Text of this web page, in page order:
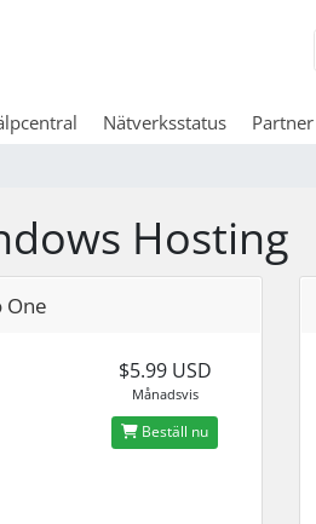
Nätverksstatus Partner
Hosting
One
$5.99 USD
Månadsvis
Beställ nu